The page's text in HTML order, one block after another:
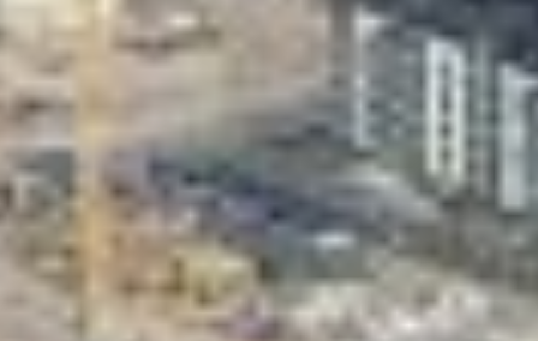
Valon Kaupunki
Lasten Lysti & LystiKylä-festivaali
Ohje
English